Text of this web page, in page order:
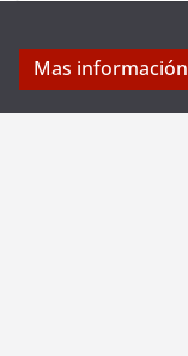
Mas información